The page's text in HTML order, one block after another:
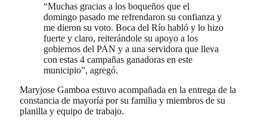
“Muchas gracias a los boqueños que el
domingo pasado me refrendaron su confianza y
me dieron su voto. Boca del Río habló y lo hizo
fuerte y claro, reiterándole su apoyo a los
gobiernos del PAN y a una servidora que lleva
con estas 4 campañas ganadoras en este
municipio”, agregó.
Maryjose Gamboa estuvo acompañada en la entrega de la
constancia de mayoría por su familia y miembros de su
planilla y equipo de trabajo.